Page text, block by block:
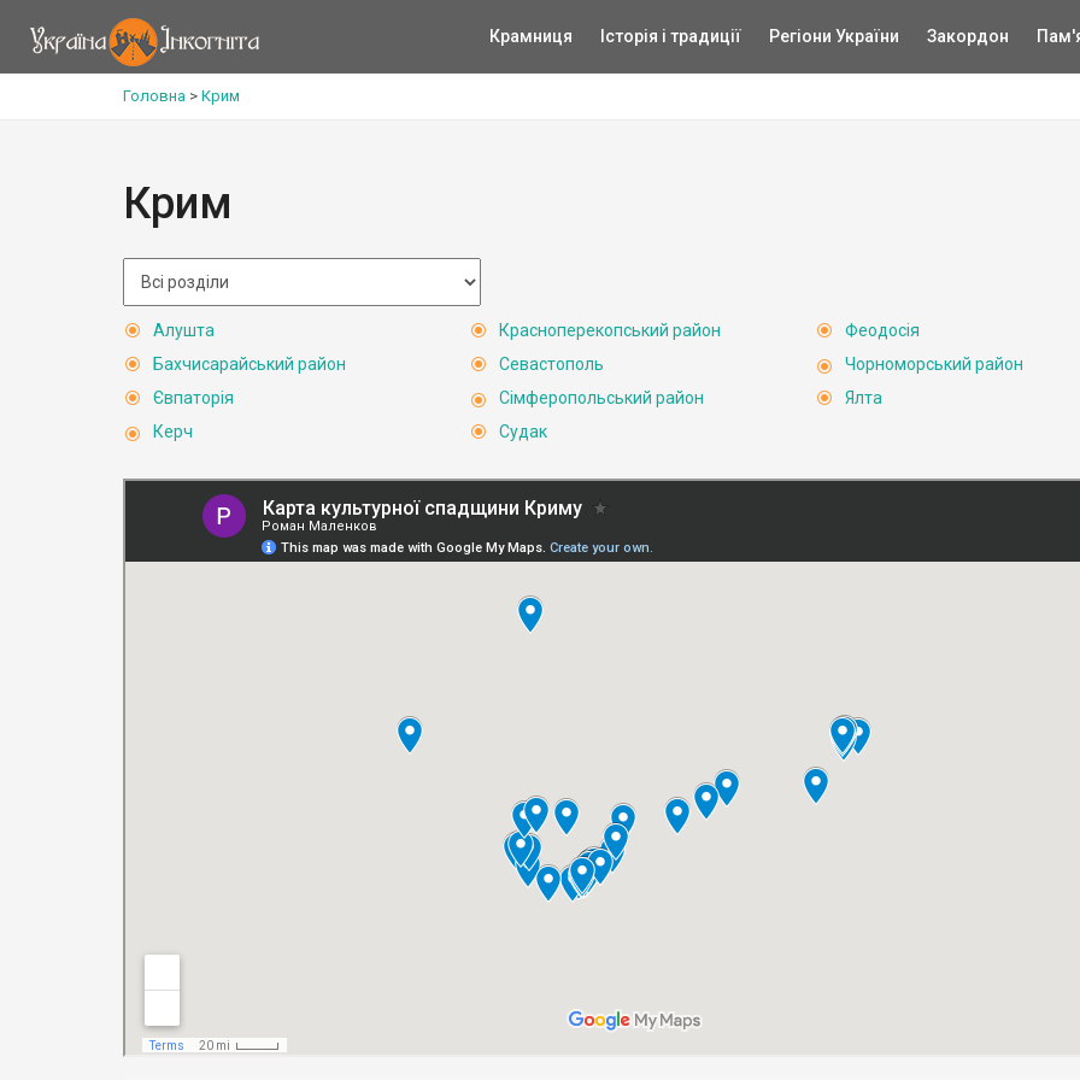
Крамниця Історія і традиції Регіони України Закордон
Головна > Крим
Крим
Алушта
Бахчисарайський район
Євпаторія
Керч
Красноперекопський район
Севастополь
Сімферопольський район
Судак
Феодосія
Чорноморський район
Ялта